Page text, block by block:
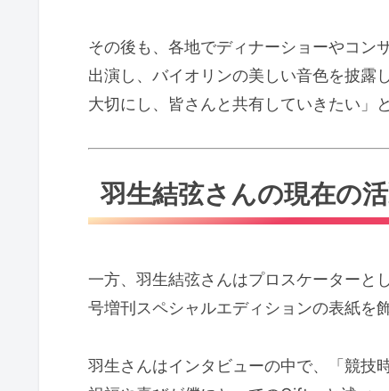
その後も、各地でディナーショーやコン
出演し、バイオリンの美しい音色を披露
大切にし、皆さんと共有していきたい」
羽生結弦さんの現在の
一方、羽生結弦さんはプロスケーターと
号増刊スペシャルエディションの表紙を
羽生さんはインタビューの中で、「競技